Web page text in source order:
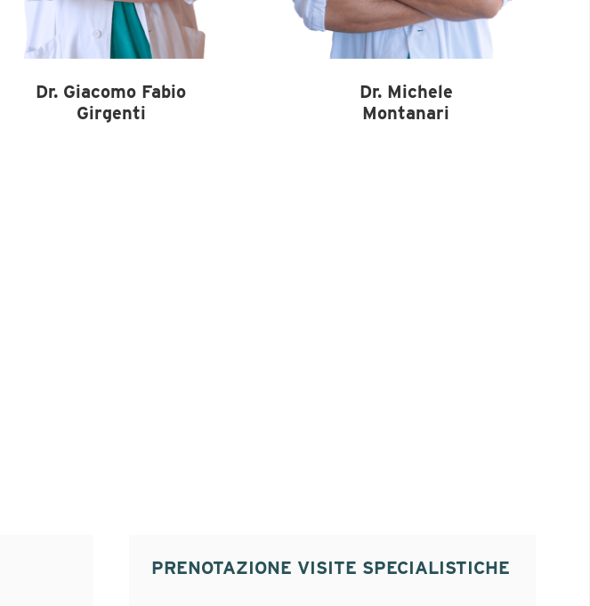
Dr. Giacomo Fabio
Girgenti
Dr. Michele
Montanari
PRENOTAZIONE VISITE SPECIALISTICHE